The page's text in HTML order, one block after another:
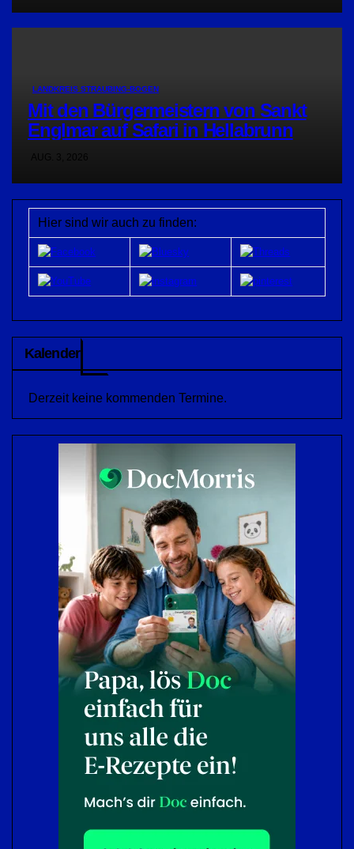
LANDKREIS STRAUBING-BOGEN
Mit den Bürgermeistern von Sankt
Englmar auf Safari in Hellabrunn
Hier sind wir auch zu finden:
Kalender
Derzeit keine kommenden Termine.